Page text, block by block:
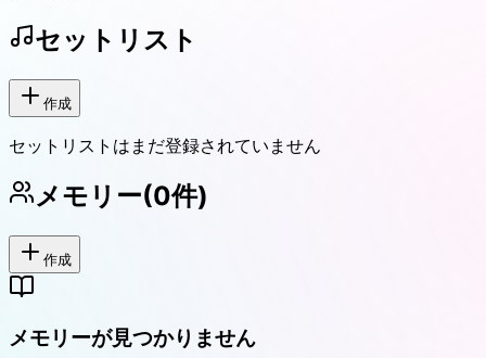
セットリスト
作成
セットリストはまだ登録されていません
メモリー(0件)
作成
メモリーが見つかりません